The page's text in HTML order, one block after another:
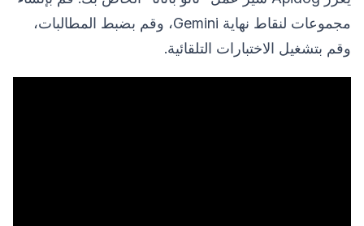
مجموعات لنقاط نهاية Gemini، وقم بضبط المطالبات،
وقم بتشغيل الاختبارات التلقائية.